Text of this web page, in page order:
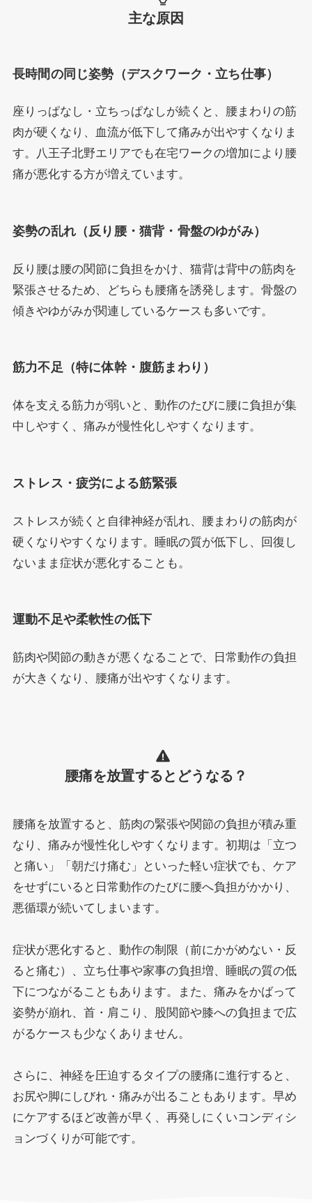
主な原因
長時間の同じ姿勢（デスクワーク・立ち仕事）
座りっぱなし・立ちっぱなしが続くと、腰まわりの筋
肉が硬くなり、血流が低下して痛みが出やすくなりま
す。八王子北野エリアでも在宅ワークの増加により腰
痛が悪化する方が増えています。
姿勢の乱れ（反り腰・猫背・骨盤のゆがみ）
反り腰は腰の関節に負担をかけ、猫背は背中の筋肉を
緊張させるため、どちらも腰痛を誘発します。骨盤の
傾きやゆがみが関連しているケースも多いです。
筋力不足（特に体幹・腹筋まわり）
体を支える筋力が弱いと、動作のたびに腰に負担が集
中しやすく、痛みが慢性化しやすくなります。
ストレス・疲労による筋緊張
ストレスが続くと自律神経が乱れ、腰まわりの筋肉が
硬くなりやすくなります。睡眠の質が低下し、回復し
ないまま症状が悪化することも。
運動不足や柔軟性の低下
筋肉や関節の動きが悪くなることで、日常動作の負担
が大きくなり、腰痛が出やすくなります。
腰痛を放置するとどうなる？
腰痛を放置すると、筋肉の緊張や関節の負担が積み重
なり、痛みが慢性化しやすくなります。初期は「立つ
と痛い」「朝だけ痛む」といった軽い症状でも、ケア
をせずにいると日常動作のたびに腰へ負担がかかり、
悪循環が続いてしまいます。
症状が悪化すると、動作の制限（前にかがめない・反
ると痛む）、立ち仕事や家事の負担増、睡眠の質の低
下につながることもあります。また、痛みをかばって
姿勢が崩れ、首・肩こり、股関節や膝への負担まで広
がるケースも少なくありません。
さらに、神経を圧迫するタイプの腰痛に進行すると、
お尻や脚にしびれ・痛みが出ることもあります。早め
にケアするほど改善が早く、再発しにくいコンディシ
ョンづくりが可能です。